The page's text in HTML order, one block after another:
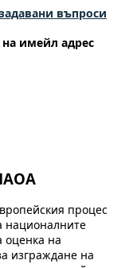
въпроси
имейл адрес
процес
националните
оценка на
изграждане на